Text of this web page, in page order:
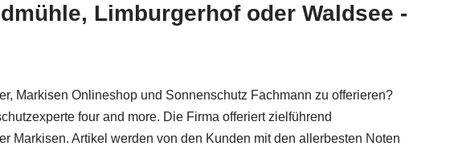
Limburgerhof oder Waldsee -
Markisen Onlineshop und Sonnenschutz Fachmann zu offerieren?
four and more. Die Firma offeriert zielführend
Markisen. Artikel werden von den Kunden mit den allerbesten Noten